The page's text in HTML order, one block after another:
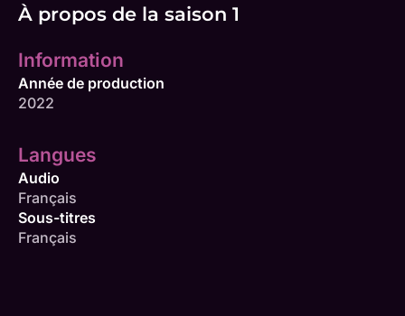
À propos de la saison 1
Information
Année de production
2022
Langues
Audio
Français
Sous-titres
Français